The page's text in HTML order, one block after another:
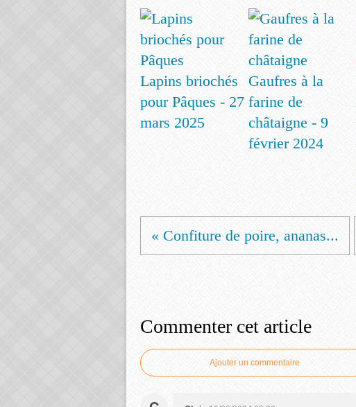
Lapins briochés
pour Pâques - 27
mars 2025
Gaufres à la
farine de
châtaigne - 9
février 2024
« Confiture de poire, ananas...
Commenter cet article
Ajouter un commentaire